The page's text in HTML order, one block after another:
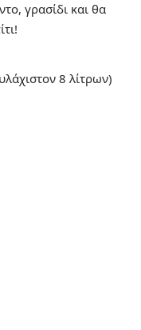
γρασίδι και θα
8 λίτρων)